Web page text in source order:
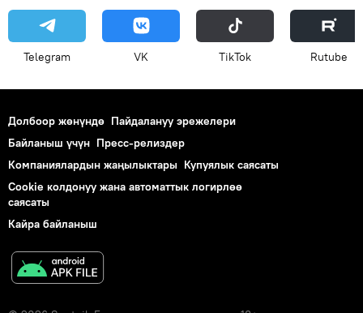
Telegram VK ТikТоk Rutube
Долбоор жөнүндө Пайдалануу эрежелери
Байланыш үчүн Пресс-релиздер
Компаниялардын жаңылыктары Купуялык саясаты
Cookie колдонуу жана автоматтык логирлөө
саясаты
Кайра байланыш